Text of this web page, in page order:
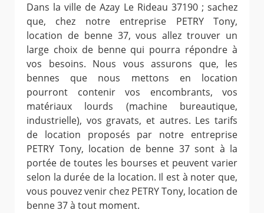
Dans la ville de Azay Le Rideau 37190 ; sachez
que, chez notre entreprise PETRY Tony,
location de benne 37, vous allez trouver un
large choix de benne qui pourra répondre à
vos besoins. Nous vous assurons que, les
bennes que nous mettons en location
pourront contenir vos encombrants, vos
matériaux lourds (machine bureautique,
industrielle), vos gravats, et autres. Les tarifs
de location proposés par notre entreprise
PETRY Tony, location de benne 37 sont à la
portée de toutes les bourses et peuvent varier
selon la durée de la location. Il est à noter que,
vous pouvez venir chez PETRY Tony, location de
benne 37 à tout moment.